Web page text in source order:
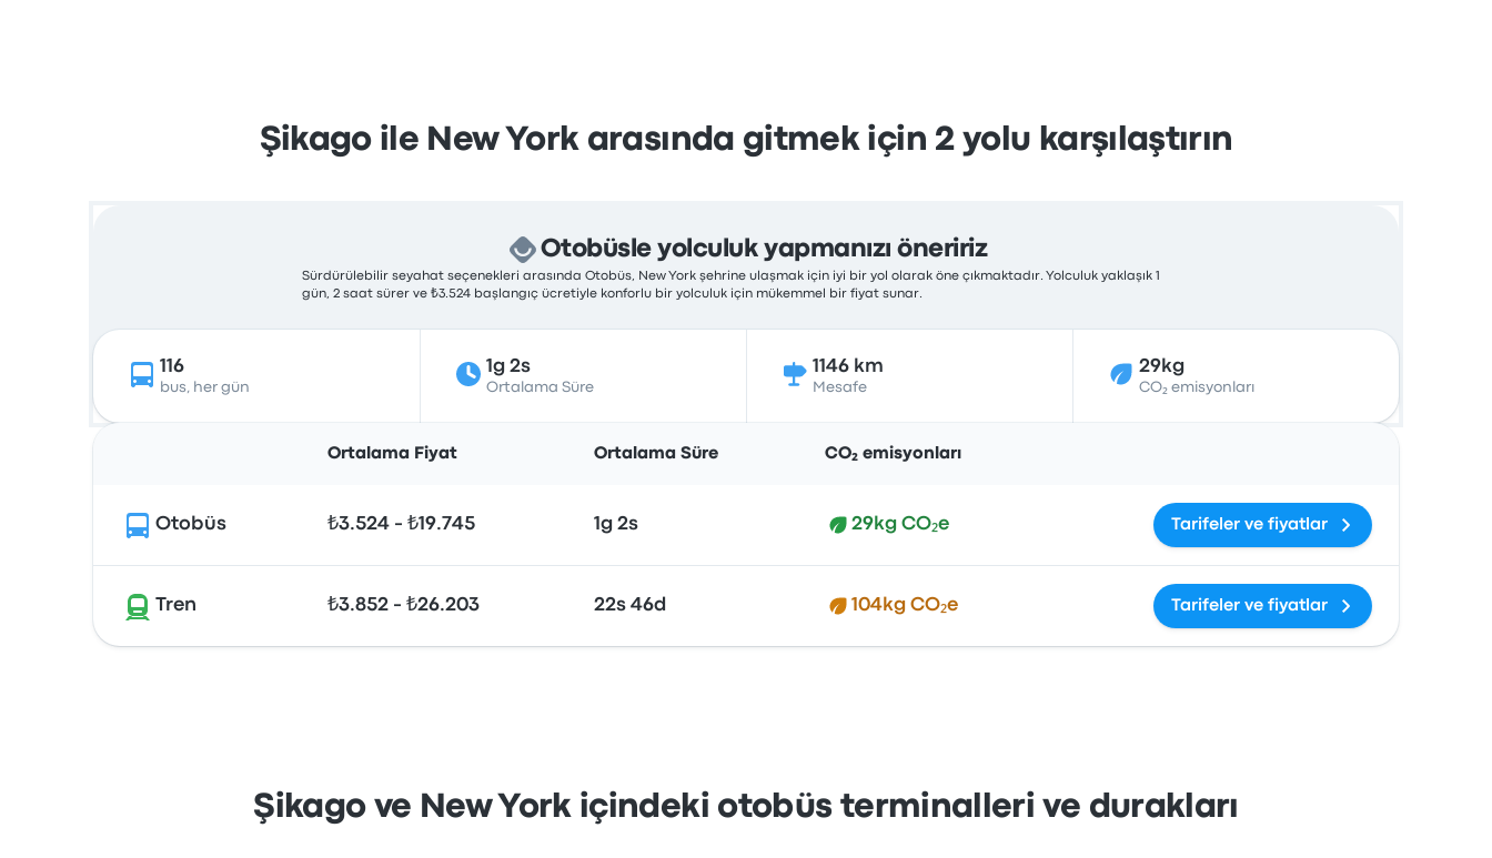
Şikago ile New York arasında gitmek için 2 yolu karşılaştırın
Otobüsle yolculuk yapmanızı öneririz
Sürdürülebilir seyahat seçenekleri arasında Otobüs, New York şehrine ulaşmak için iyi bir yol olarak öne çıkmaktadır. Yolculuk yaklaşık 1
gün, 2 saat sürer ve ₺3.524 başlangıç ücretiyle konforlu bir yolculuk için mükemmel bir fiyat sunar.
116
bus, her gün
1g 2s
Ortalama Süre
1146 km
Mesafe
29kg
CO₂ emisyonları
Ortalama Fiyat Ortalama Süre CO₂ emisyonları
Otobüs ₺3.524 - ₺19.745 1g 2s 29kg CO₂e Tarifeler ve fiyatlar
Tren ₺3.852 - ₺26.203 22s 46d 104kg CO₂e Tarifeler ve fiyatlar
Şikago ve New York içindeki otobüs terminalleri ve durakları